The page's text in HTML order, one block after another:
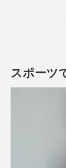
伸縮性の高さ
アームカバー
スポーツ